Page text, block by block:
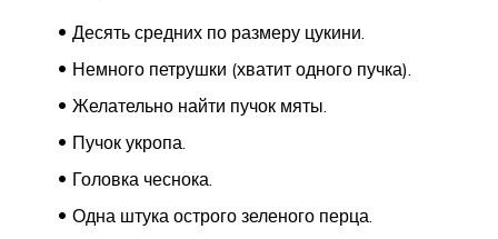
Десять средних по размеру цукини.
Немного петрушки (хватит одного пучка).
Желательно найти пучок мяты.
Пучок укропа.
Головка чеснока.
Одна штука острого зеленого перца.